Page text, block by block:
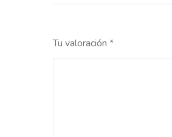
Tu valoración *